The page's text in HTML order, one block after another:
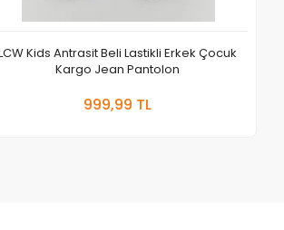
Kids Antrasit Beli Lastikli Erkek Çocuk
Kargo Jean Pantolon
999,99 TL